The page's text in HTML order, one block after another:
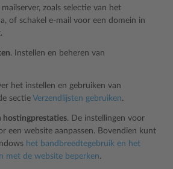
zoals selectie van het
of schakel e-mail voor een domein in
. Instellen en beheren van
het instellen en gebruiken van
sectie Verzendlijsten gebruiken.
hostingprestaties. De instellingen voor
een website aanpassen. Bovendien kunt
het bandbreedtegebruik en het
met de website beperken.